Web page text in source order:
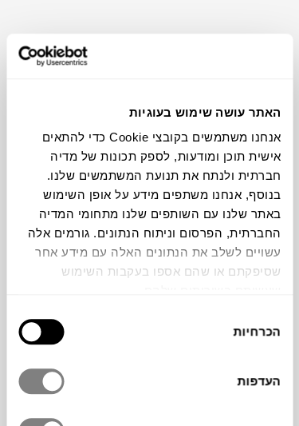
האתר עושה שימוש בעוגיות
אנחנו משתמשים בקובצי Cookie כדי להתאים
אישית תוכן ומודעות, לספק תכונות של מדיה
חברתית ולנתח את תנועת המשתמשים שלנו.
בנוסף, אנחנו משתפים מידע על אופן השימוש
באתר שלנו עם השותפים שלנו מתחומי המדיה
החברתית, הפרסום וניתוח הנתונים. גורמים אלה
עשויים לשלב את הנתונים האלה עם מידע אחר
שסיפקתם או שהם אספו בעקבות השימוש
הסכמה
הכרחיות
העדפות
להדמיית AI Design
תוכלו למצוא אותי ב:
צבעים
MINIFORMS, עשוי פלסטיק ממוחזר בצבע
אדום עם נקודות לבנות. סדרת סופרפופ הופכת